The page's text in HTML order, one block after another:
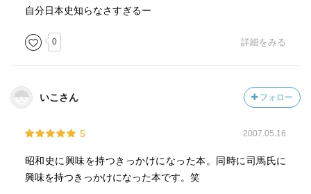
自分日本史知らなさすぎるー
0 詳細をみる
いこさん フォロー
5 2007.05.16
昭和史に興味を持つきっかけになった本。同時に司馬氏に
興味を持つきっかけになった本です。笑